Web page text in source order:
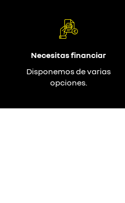
Necesitas financiar
Disponemos de varias
opciones.